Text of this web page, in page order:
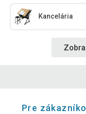
Kancelária
Pre